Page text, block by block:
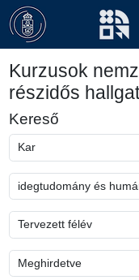
Kurzusok
részidős
Kereső